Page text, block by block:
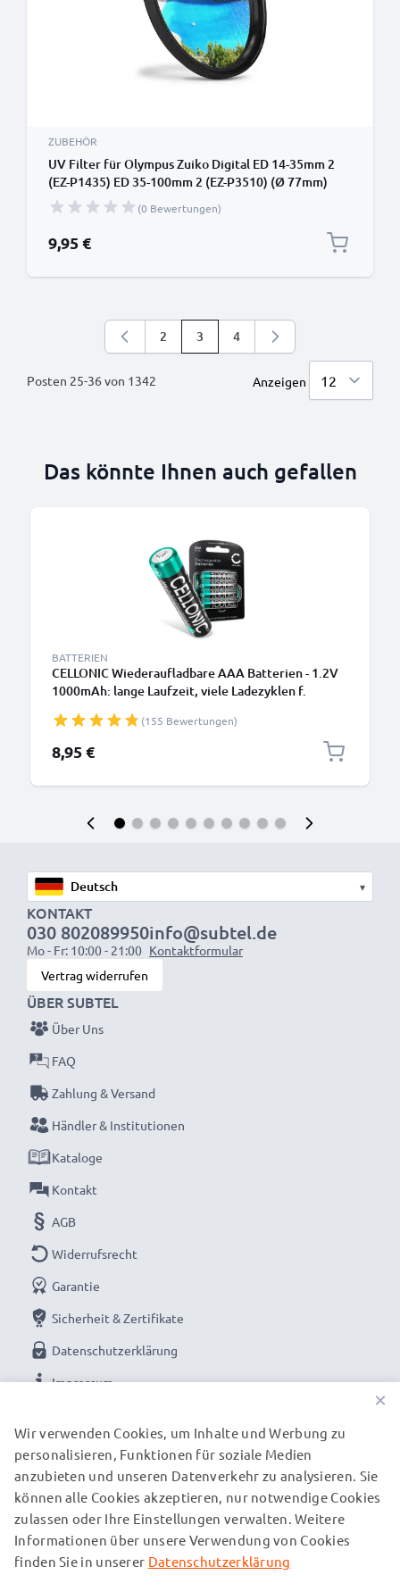
ZUBEHÖR
UV Filter für Olympus Zuiko Digital ED 14-35mm 2
(EZ-P1435) ED 35-100mm 2 (EZ-P3510) (Ø 77mm)
Objektive und Kameras mit Ø 77mm Filtergewinde -
Schutzfilter / Schutzglas, Sperrfilter, Klarfilter
(0 Bewertungen)
9,95 €
Posten 25-36 von 1342
Seite
2 Sie lesen gerade die Seite
3 Seite
4
Anzeigen
Das könnte Ihnen auch gefallen
BATTERIEN
CELLONIC Wiederaufladbare AAA Batterien - 1.2V
1000mAh: lange Laufzeit, viele Ladezyklen f.
Akkubatterie: aufladbare NiMH Akku AAA Micro
R03 LR03 rechargeable Battery
(155 Bewertungen)
8,95 €
▾
KONTAKT
030 802089950
Mo - Fr: 10:00 - 21:00
info@subtel.de
Kontaktformular
Vertrag widerrufen
UNSERE ZAHLUNGSOPTIONEN
ÜBER SUBTEL
Über Uns
FAQ
Zahlung & Versand
Händler & Institutionen
Kataloge
Kontakt
AGB
Widerrufsrecht
Garantie
Sicherheit & Zertifikate
Datenschutzerklärung
Impressum
UNSERE VERSANDPARTNER
© subtel.de 2026
×
Wir verwenden Cookies, um Inhalte und Werbung zu
personalisieren, Funktionen für soziale Medien
anzubieten und unseren Datenverkehr zu analysieren. Sie
können alle Cookies akzeptieren, nur notwendige Cookies
zulassen oder Ihre Einstellungen verwalten. Weitere
Informationen über unsere Verwendung von Cookies
finden Sie in unserer Datenschutzerklärung